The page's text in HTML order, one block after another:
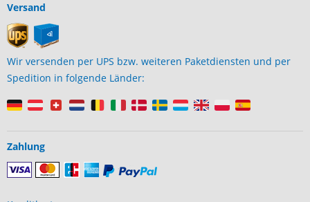
Versand
Wir versenden per UPS bzw. weiteren Paketdiensten und per
Spedition in folgende Länder:
Zahlung